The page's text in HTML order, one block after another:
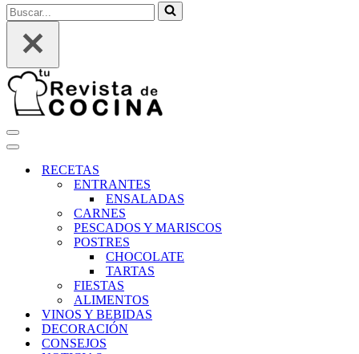
Buscar...
Menú
de
Menú
navegaciónRECETAS
ENTRANTES
ENSALADAS
CARNES
PESCADOS Y MARISCOS
POSTRES
CHOCOLATE
TARTAS
FIESTAS
ALIMENTOS
VINOS Y BEBIDAS
DECORACIÓN
CONSEJOS